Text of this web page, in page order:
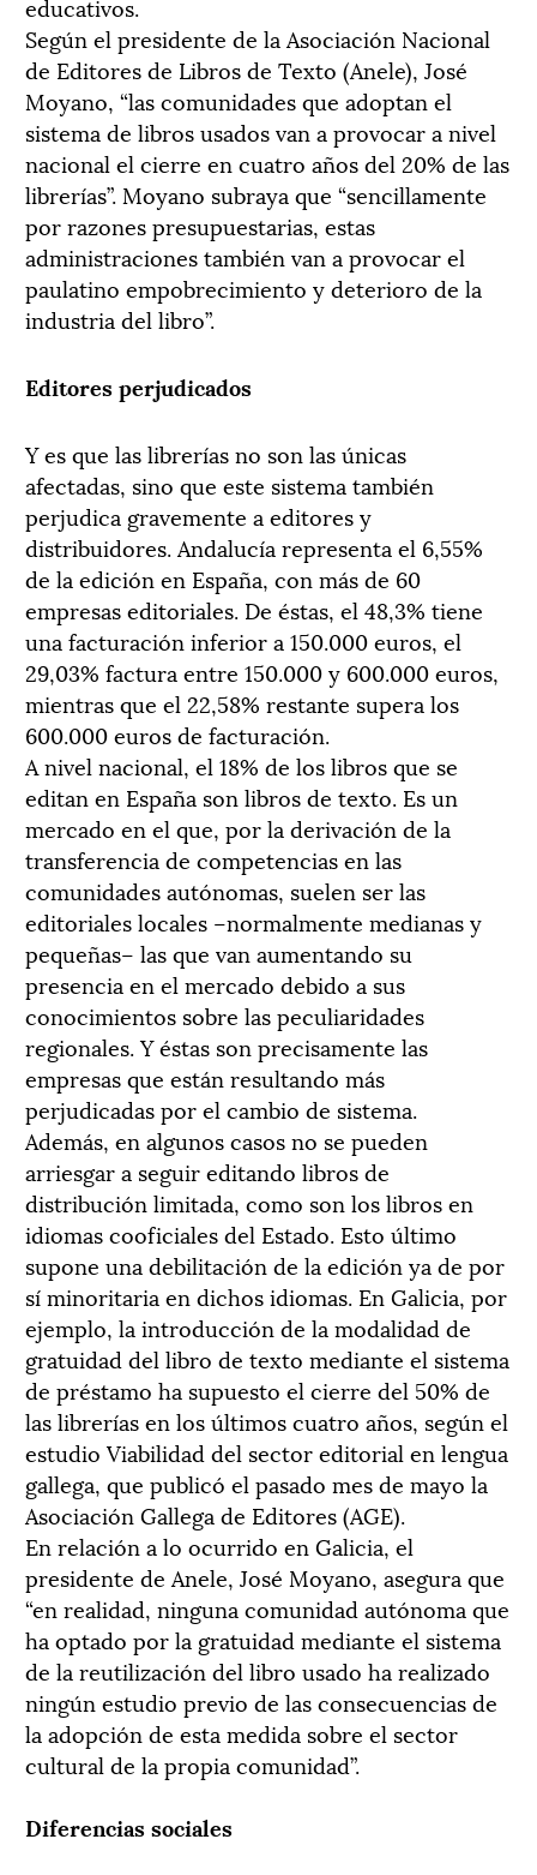
Según el presidente de la Asociación Nacional
de Editores de Libros de Texto (Anele), José
Moyano, “las comunidades que adoptan el
sistema de libros usados van a provocar a nivel
nacional el cierre en cuatro años del 20% de las
librerías”. Moyano subraya que “sencillamente
por razones presupuestarias, estas
administraciones también van a provocar el
paulatino empobrecimiento y deterioro de la
industria del libro”.
Editores perjudicados
Y es que las librerías no son las únicas
afectadas, sino que este sistema también
perjudica gravemente a editores y
distribuidores. Andalucía representa el 6,55%
de la edición en España, con más de 60
empresas editoriales. De éstas, el 48,3% tiene
una facturación inferior a 150.000 euros, el
29,03% factura entre 150.000 y 600.000 euros,
mientras que el 22,58% restante supera los
600.000 euros de facturación.
A nivel nacional, el 18% de los libros que se
editan en España son libros de texto. Es un
mercado en el que, por la derivación de la
transferencia de competencias en las
comunidades autónomas, suelen ser las
editoriales locales –normalmente medianas y
pequeñas– las que van aumentando su
presencia en el mercado debido a sus
conocimientos sobre las peculiaridades
regionales. Y éstas son precisamente las
empresas que están resultando más
perjudicadas por el cambio de sistema.
Además, en algunos casos no se pueden
arriesgar a seguir editando libros de
distribución limitada, como son los libros en
idiomas cooficiales del Estado. Esto último
supone una debilitación de la edición ya de por
sí minoritaria en dichos idiomas. En Galicia, por
ejemplo, la introducción de la modalidad de
gratuidad del libro de texto mediante el sistema
de préstamo ha supuesto el cierre del 50% de
las librerías en los últimos cuatro años, según el
estudio Viabilidad del sector editorial en lengua
gallega, que publicó el pasado mes de mayo la
Asociación Gallega de Editores (AGE).
En relación a lo ocurrido en Galicia, el
presidente de Anele, José Moyano, asegura que
“en realidad, ninguna comunidad autónoma que
ha optado por la gratuidad mediante el sistema
de la reutilización del libro usado ha realizado
ningún estudio previo de las consecuencias de
la adopción de esta medida sobre el sector
cultural de la propia comunidad”.
Diferencias sociales